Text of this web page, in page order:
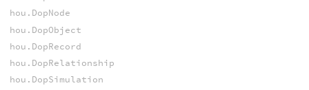
hou.DopNode
hou.DopObject
hou.DopRecord
hou.DopRelationship
hou.DopSimulation